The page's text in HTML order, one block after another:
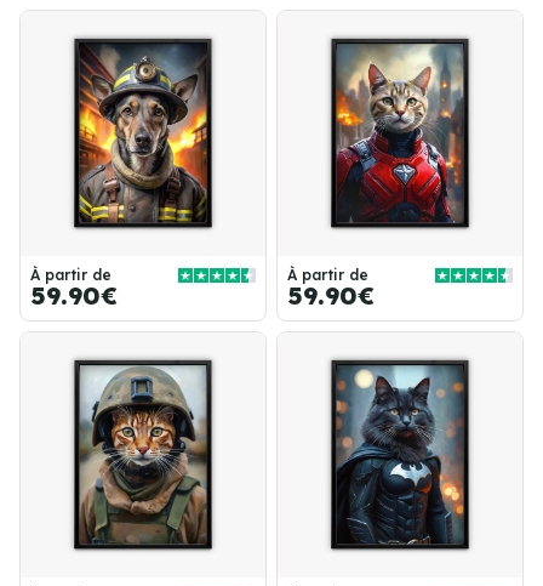
À partir de
59.90€
À partir de
59.90€